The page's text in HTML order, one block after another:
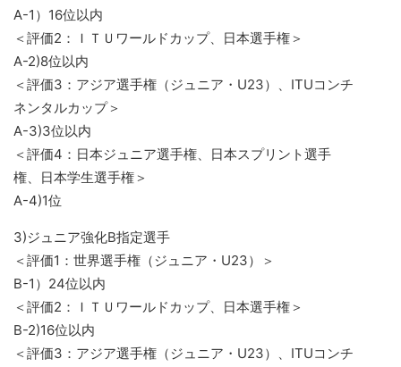
A-1）16位以内
＜評価2：ＩＴＵワールドカップ、日本選手権＞
A-2)8位以内
＜評価3：アジア選手権（ジュニア・U23）、ITUコンチ
ネンタルカップ＞
A-3)3位以内
＜評価4：日本ジュニア選手権、日本スプリント選手
権、日本学生選手権＞
A-4)1位
3)ジュニア強化B指定選手
＜評価1：世界選手権（ジュニア・U23）＞
B-1）24位以内
＜評価2：ＩＴＵワールドカップ、日本選手権＞
B-2)16位以内
＜評価3：アジア選手権（ジュニア・U23）、ITUコンチ